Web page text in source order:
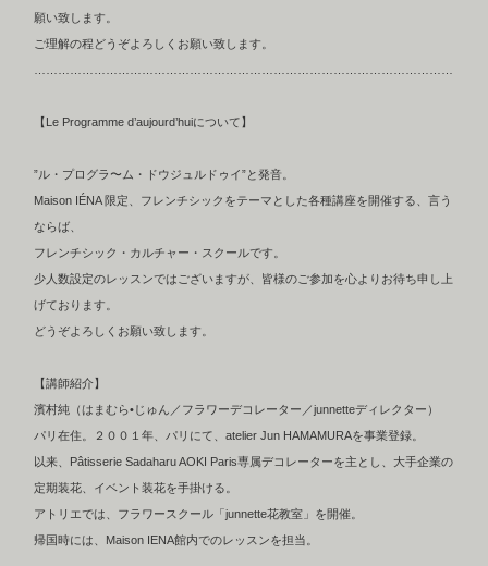
願い致します。
ご理解の程どうぞよろしくお願い致します。
【Le Programme d’aujourd’huiについて】
”ル・プログラ〜ム・ドウジュルドゥイ”と発音。
Maison IÉNA 限定、フレンチシックをテーマとした各種講座を開催する、言う
ならば、
フレンチシック・カルチャー・スクールです。
少人数設定のレッスンではございますが、皆様のご参加を心よりお待ち申し上
げております。
どうぞよろしくお願い致します。
【講師紹介】
濱村純（はまむら•じゅん／フラワーデコレーター／junnetteディレクター）
パリ在住。２００１年、パリにて、atelier Jun HAMAMURAを事業登録。
以来、Pâtisserie Sadaharu AOKI Paris専属デコレーターを主とし、大手企業の
定期装花、イベント装花を手掛ける。
アトリエでは、フラワースクール「junnette花教室」を開催。
帰国時には、Maison IENA館内でのレッスンを担当。